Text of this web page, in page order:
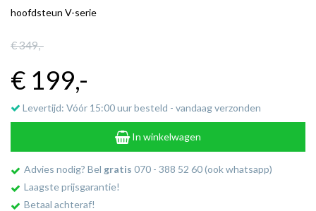
hoofdsteun V-serie
€ 349,-
€ 199,-
Levertijd: Vóór 15:00 uur besteld - vandaag verzonden
In winkelwagen
Advies nodig? Bel gratis 070 - 388 52 60 (ook whatsapp)
Laagste prijsgarantie!
Betaal achteraf!